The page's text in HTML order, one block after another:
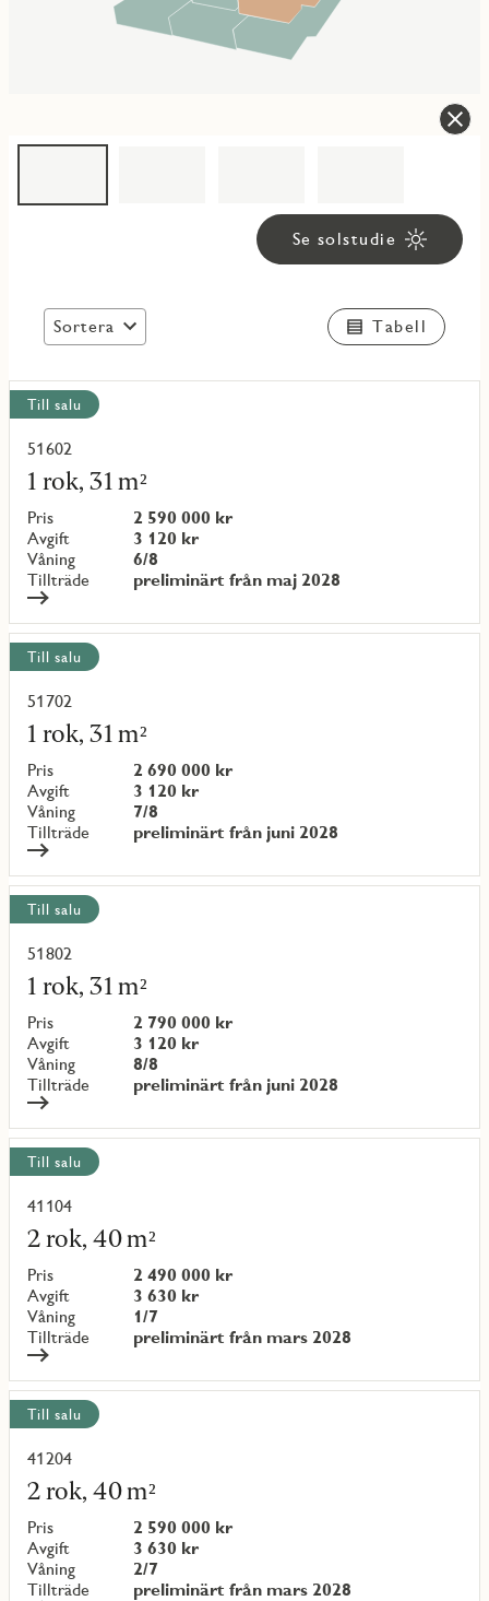
Se solstudie
Sortera Tabell
Visa
alla
objekt
Till salu
51602
1 rok, 31 m²
Pris
2 590 000 kr
Avgift
3 120 kr
Våning
6/8
Tillträde
preliminärt från maj 2028
Läs
mer
om
objekt
{objectNumber}
Till salu
51702
1 rok, 31 m²
Pris
2 690 000 kr
Avgift
3 120 kr
Våning
7/8
Tillträde
preliminärt från juni 2028
Läs
mer
om
objekt
{objectNumber}
Till salu
51802
1 rok, 31 m²
Pris
2 790 000 kr
Avgift
3 120 kr
Våning
8/8
Tillträde
preliminärt från juni 2028
Läs
mer
om
objekt
{objectNumber}
Till salu
41104
2 rok, 40 m²
Pris
2 490 000 kr
Avgift
3 630 kr
Våning
1/7
Tillträde
preliminärt från mars 2028
Läs
mer
om
objekt
{objectNumber}
Till salu
41204
2 rok, 40 m²
Pris
2 590 000 kr
Avgift
3 630 kr
Våning
2/7
Tillträde
preliminärt från mars 2028
Läs
mer
om
objekt
{objectNumber}